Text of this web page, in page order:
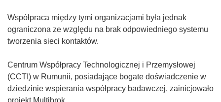
Współpraca między tymi organizacjami była jednak
ograniczona ze względu na brak odpowiedniego systemu
tworzenia sieci kontaktów.
Centrum Współpracy Technologicznej i Przemysłowej
(CCTI) w Rumunii, posiadające bogate doświadczenie w
dziedzinie wspierania współpracy badawczej, zainicjowało
projekt Multibrok.